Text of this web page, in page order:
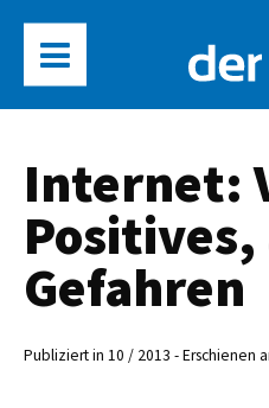
Internet:
Gefahren
Publiziert in 10 / 2013 - Erschienen